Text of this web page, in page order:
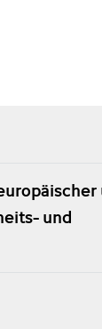
und